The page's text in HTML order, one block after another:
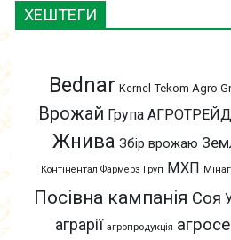
ХЕШТЕГИ
Bednar Kernel Tekom Agro
Врожай Група АГРОТРЕЙД
Жнива Збір врожаю
Контінентал Фармерз Груп МХП
Посівна кампанія Соя
аграрії агропродукція